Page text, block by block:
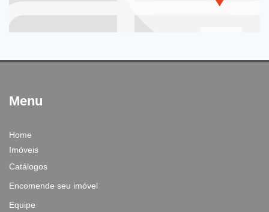
Menu
Home
Imóveis
Catálogos
Encomende seu imóvel
Equipe